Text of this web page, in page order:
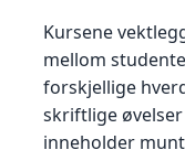
Kursene
mellom
forskjellige
skriftlige
inneholder